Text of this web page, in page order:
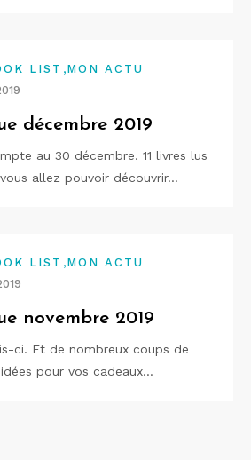
LIST ,MON ACTU
décembre 2019
au 30 décembre. 11 livres lus
allez pouvoir découvrir…
LIST ,MON ACTU
novembre 2019
ci. Et de nombreux coups de
pour vos cadeaux…